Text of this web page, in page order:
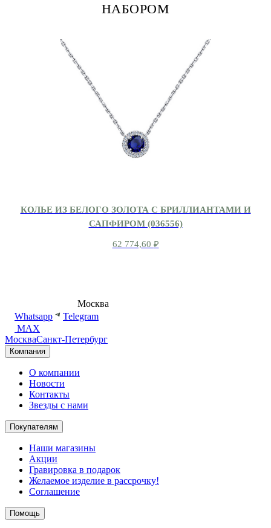
НАБОРОМ
КОЛЬЕ ИЗ БЕЛОГО ЗОЛОТА С БРИЛЛИАНТАМИ И
САПФИРОМ (036556)
62 774,60 ₽
Москва
Whatsapp
Telegram
MAX
МоскваСанкт-Петербург
Компания
О компании
Новости
Контакты
Звезды с нами
Покупателям
Наши магазины
Акции
Гравировка в подарок
Желаемое изделие в рассрочку!
Соглашение
Помощь